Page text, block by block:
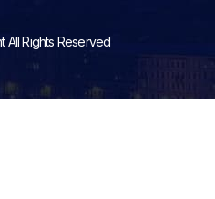
Rights Reserved